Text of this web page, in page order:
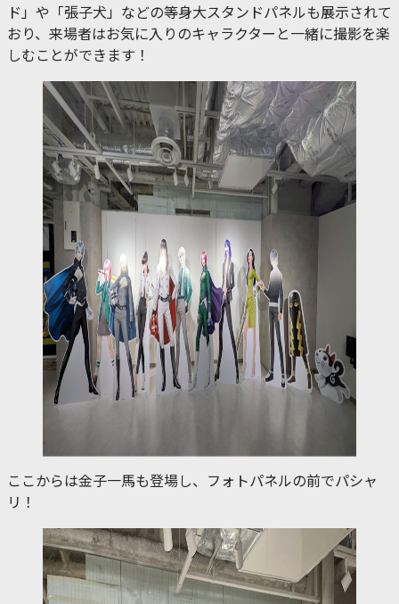
ド」や「張子犬」などの等身大スタンドパネルも展示されて
おり、来場者はお気に入りのキャラクターと一緒に撮影を楽
しむことができます！
ここからは金子一馬も登場し、フォトパネルの前でパシャ
リ！